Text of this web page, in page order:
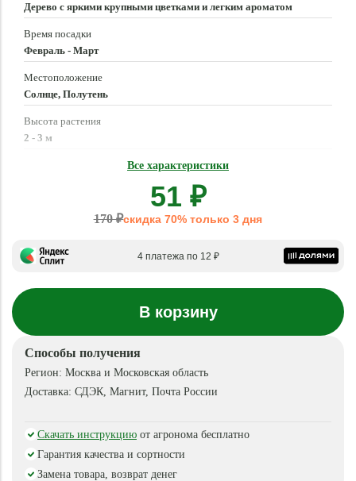
Дерево с яркими крупными цветками и легким ароматом
Время посадки
Февраль - Март
Местоположение
Солнце, Полутень
Высота растения
2 - 3 м
Все характеристики
51 ₽
170 ₽скидка 70% только 3 дня
4 платежа по 12 ₽
В корзину
Способы получения
Регион: Москва и Московская область
Доставка: СДЭК, Магнит, Почта России
Скачать инструкцию от агронома бесплатно
Гарантия качества и сортности
Замена товара, возврат денег